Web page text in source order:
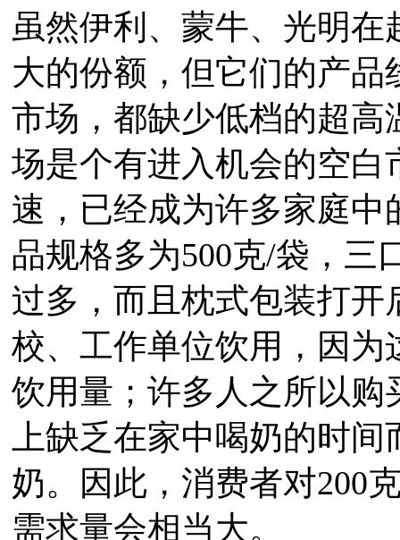
虽然伊利、蒙牛、光明
大的份额，但它们的产
市场，都缺少低档的超
场是个有进入机会的空
速，已经成为许多家庭
品规格多为500克/袋，三
过多，而且枕式包装打
校、工作单位饮用，因
饮用量；许多人之所以
上缺乏在家中喝奶的时
奶。因此，消费者对200
需求量会相当大。